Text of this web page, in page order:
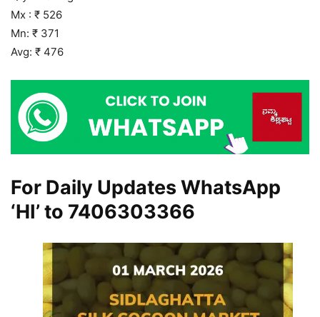
Mx : ₹ 526
Mn: ₹ 371
Avg: ₹ 476
For Daily Updates WhatsApp
‘HI’ to 7406303366